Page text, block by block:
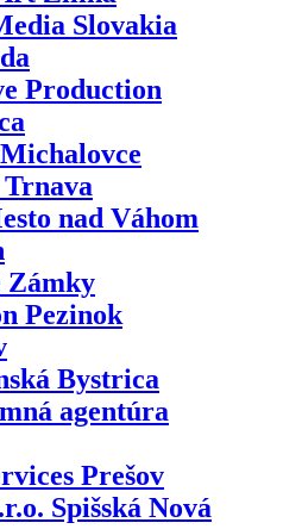
Slovakia
Production
nad Váhom
Zámky
Pezinok
Bystrica
agentúra
Prešov
Spišská Nová